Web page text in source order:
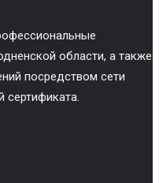
области, а также
посредством сети